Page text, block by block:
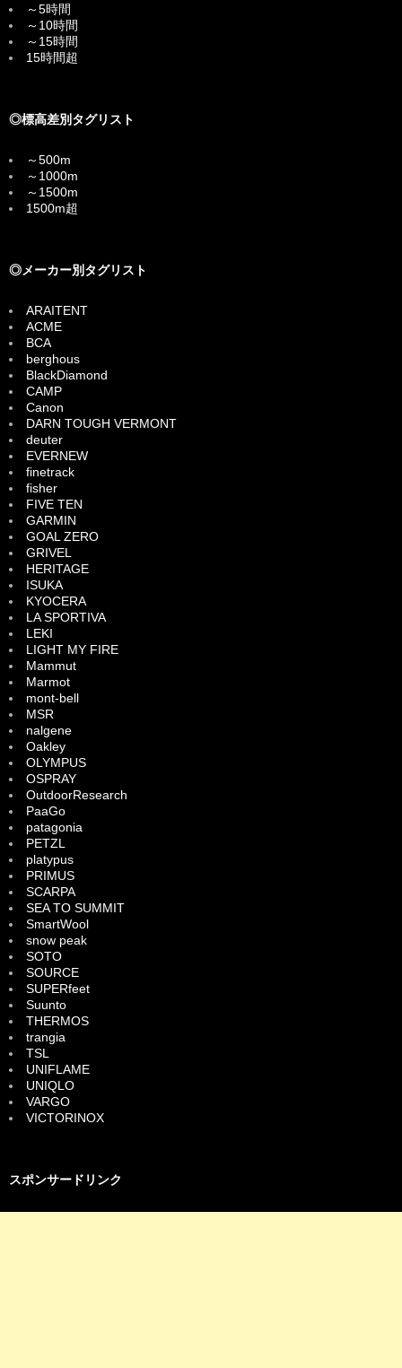
～5時間
～10時間
～15時間
15時間超
◎標高差別タグリスト
～500m
～1000m
～1500m
1500m超
◎メーカー別タグリスト
ARAITENT
ACME
BCA
berghous
BlackDiamond
CAMP
Canon
DARN TOUGH VERMONT
deuter
EVERNEW
finetrack
fisher
FIVE TEN
GARMIN
GOAL ZERO
GRIVEL
HERITAGE
ISUKA
KYOCERA
LA SPORTIVA
LEKI
LIGHT MY FIRE
Mammut
Marmot
mont-bell
MSR
nalgene
Oakley
OLYMPUS
OSPRAY
OutdoorResearch
PaaGo
patagonia
PETZL
platypus
PRIMUS
SCARPA
SEA TO SUMMIT
SmartWool
snow peak
SOTO
SOURCE
SUPERfeet
Suunto
THERMOS
trangia
TSL
UNIFLAME
UNIQLO
VARGO
VICTORINOX
スポンサードリンク